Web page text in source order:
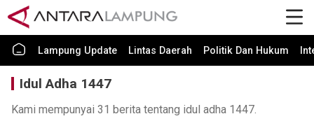
Lampung Update Lintas Daerah Politik Dan Hukum
Idul Adha 1447
Kami mempunyai 31 berita tentang idul adha 1447.